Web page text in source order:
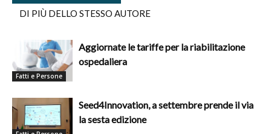
DI PIÙ DELLO STESSO AUTORE
Fatti e Persone
Aggiornate le tariffe per la riabilitazione
ospedaliera
Seed4Innovation, a settembre prende il via
la sesta edizione